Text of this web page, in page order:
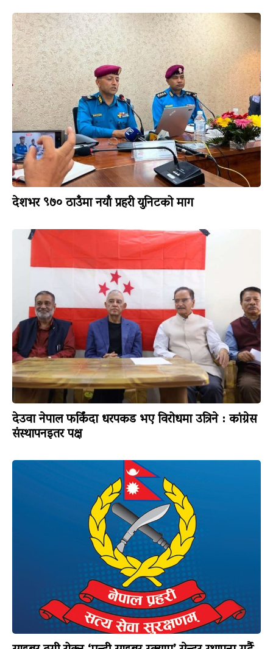
देशभर ९७० ठाउँमा नयाँ प्रहरी युनिटको माग
देउवा नेपाल फर्किंदा धरपकड भए विरोधमा उत्रिने : कांग्रेस
संस्थापनइतर पक्ष